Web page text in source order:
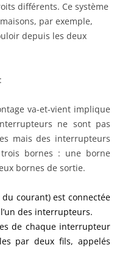
différents. Ce système
par exemple,
depuis les deux
:
va-et-vient implique
ne sont pas
mais des interrupteurs
bornes : une borne
bornes de sortie.
du courant) est connectée
des interrupteurs.
de chaque interrupteur
par deux fils, appelés